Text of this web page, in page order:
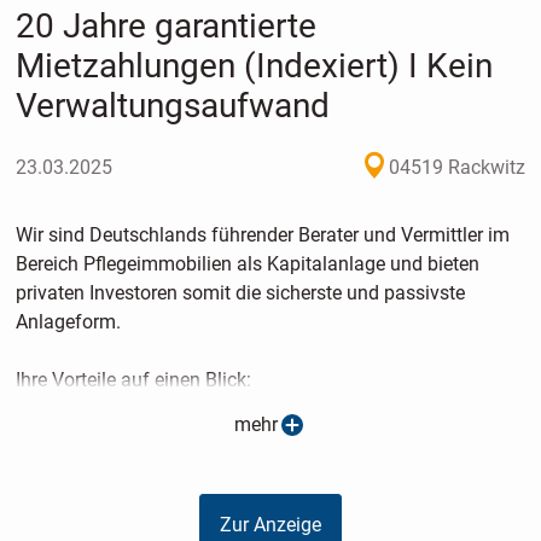
20 Jahre garantierte
Mietzahlungen (Indexiert) I Kein
Verwaltungsaufwand
23.03.2025 04519 Rackwitz
Wir sind Deutschlands führender Berater und Vermittler im
Bereich Pflegeimmobilien als Kapitalanlage und bieten
privaten Investoren somit die sicherste und passivste
Anlageform.
Ihre Vorteile auf einen Blick:
- Die Mieten sind nach SGB XI staatlich abgesichert
- Auch bei Leerstand erhalten Sie Ihre Miete
- Ihre Anlage ist unabhängig von Finanzmärkten
mehr
Zur Anzeige